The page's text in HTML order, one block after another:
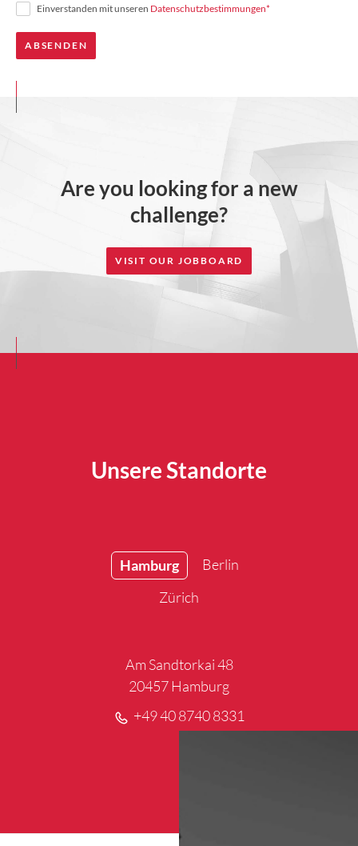
Einverstanden mit unseren Datenschutzbestimmungen*
Are you looking for a new
challenge?
VISIT OUR JOBBOARD
Unsere Standorte
Hamburg
Berlin
Zürich
Am Sandtorkai 48
20457 Hamburg
+49 40 8740 8331